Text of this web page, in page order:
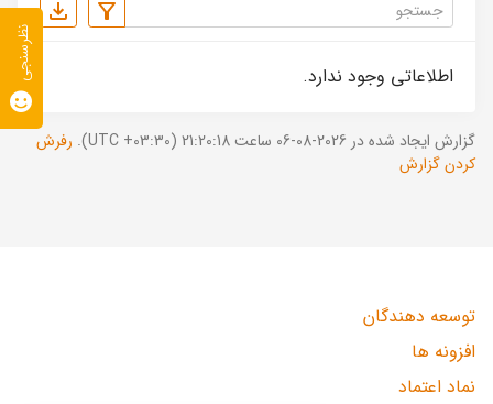
اطلاعاتی وجود ندارد.
گزارش ایجاد شده در 2026-08-06 ساعت 21:20:18 (UTC +03:30).
رفرش
کردن گزارش
توسعه دهندگان
افزونه ها
نماد اعتماد
نظرسنجی